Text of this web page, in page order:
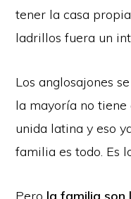
tener la casa
ladrillos fuera un
Los anglosajones
la mayoría no
unida latina y eso
familia es todo. Es